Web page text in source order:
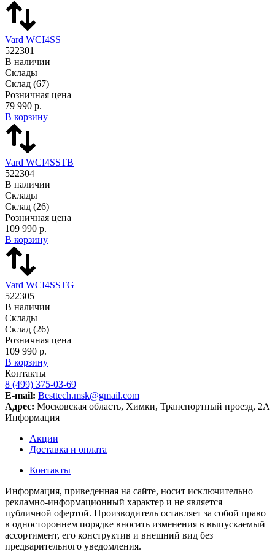
Vard WCI4SS
522301
В наличии
Склады
Склад (67)
Розничная цена
79 990 р.
В корзину
Vard WCI4SSTB
522304
В наличии
Склады
Склад (26)
Розничная цена
109 990 р.
В корзину
Vard WCI4SSTG
522305
В наличии
Склады
Склад (26)
Розничная цена
109 990 р.
В корзину
Контакты
8 (499) 375-03-69
E-mail: Besttech.msk@gmail.com
Адрес: Московская область, Химки, Транспортный проезд, 2А
Информация
Акции
Доставка и оплата
Контакты
Информация, приведенная на сайте, носит исключительно
рекламно-информационный характер и не является
публичной офертой. Производитель оставляет за собой право
в одностороннем порядке вносить изменения в выпускаемый
ассортимент, его конструктив и внешний вид без
предварительного уведомления.